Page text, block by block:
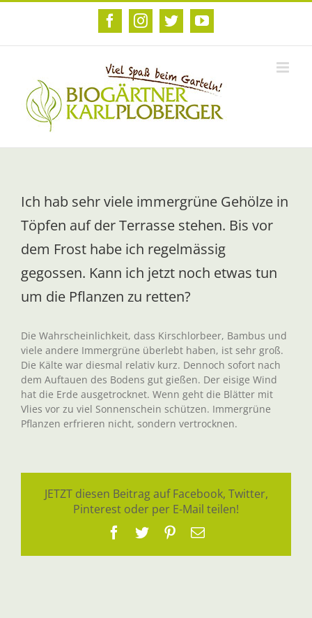
Zum
FacebookInstagram
TwitterYouTube
Ich hab sehr viele immergrüne Gehölze in
Töpfen auf der Terrasse stehen. Bis vor
dem Frost habe ich regelmässig
gegossen. Kann ich jetzt noch etwas tun
um die Pflanzen zu retten?
Die Wahrscheinlichkeit, dass Kirschlorbeer, Bambus und
viele andere Immergrüne überlebt haben, ist sehr groß.
Die Kälte war diesmal relativ kurz. Dennoch sofort nach
dem Auftauen des Bodens gut gießen. Der eisige Wind
hat die Erde ausgetrocknet. Wenn geht die Blätter mit
Vlies vor zu viel Sonnenschein schützen. Immergrüne
Pflanzen erfrieren nicht, sondern vertrocknen.
JETZT diesen Beitrag auf Facebook, Twitter,
Pinterest oder per E-Mail teilen!
Facebook
TwitterPinterest
E-